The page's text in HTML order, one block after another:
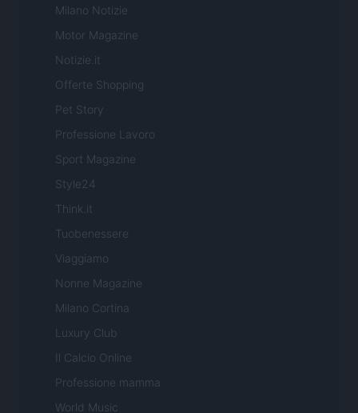
Milano Notizie
Motor Magazine
Notizie.it
Offerte Shopping
Pet Story
Professione Lavoro
Sport Magazine
Style24
Think.it
Tuobenessere
Viaggiamo
Nonne Magazine
Milano Cortina
Luxury Club
Il Calcio Online
Professione mamma
World Music